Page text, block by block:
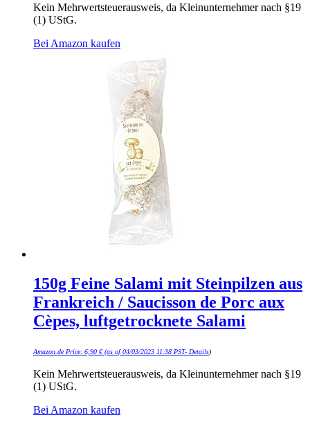
Kein Mehrwertsteuerausweis, da Kleinunternehmer nach §19
(1) UStG.
Bei Amazon kaufen
150g Feine Salami mit Steinpilzen aus
Frankreich / Saucisson de Porc aux
Cèpes, luftgetrocknete Salami
Amazon.de Price: 6,90 €(as of 04/03/2023 11:38 PST- Details)
Kein Mehrwertsteuerausweis, da Kleinunternehmer nach §19
(1) UStG.
Bei Amazon kaufen